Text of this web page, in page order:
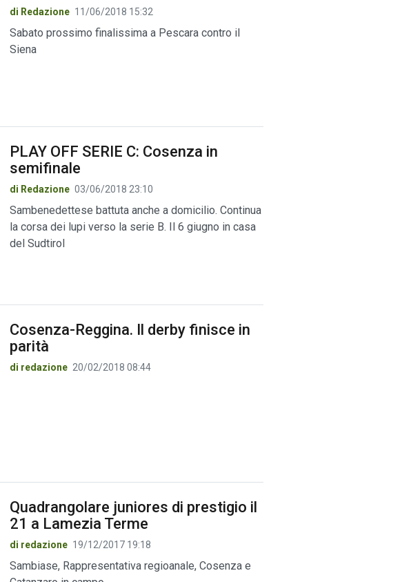
di Redazione 11/06/2018 15:32
Sabato prossimo finalissima a Pescara contro il
Siena
PLAY OFF SERIE C: Cosenza in
semifinale
di Redazione 03/06/2018 23:10
Sambenedettese battuta anche a domicilio. Continua
la corsa dei lupi verso la serie B. Il 6 giugno in casa
del Sudtirol
Cosenza-Reggina. Il derby finisce in
parità
di redazione 20/02/2018 08:44
Quadrangolare juniores di prestigio il
21 a Lamezia Terme
di redazione 19/12/2017 19:18
Sambiase, Rappresentativa regioanale, Cosenza e